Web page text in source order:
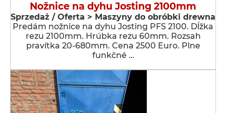
Nožnice na dyhu Josting 2100mm
Sprzedaż / Oferta > Maszyny do obróbki drewna
Predám nožnice na dyhu Josting PFS 2100. Dĺžka
rezu 2100mm. Hrúbka rezu 60mm. Rozsah
pravítka 20-680mm. Cena 2500 Euro. Plne
funkčné …